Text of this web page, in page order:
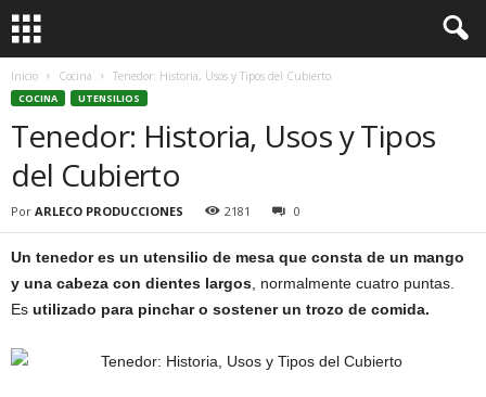
Inicio Cocina Tenedor: Historia, Usos y Tipos del Cubierto
COCINA UTENSILIOS
Tenedor: Historia, Usos y Tipos
del Cubierto
Por ARLECO PRODUCCIONES 2181 0
Un tenedor es un utensilio de mesa que consta de un mango
y una cabeza con dientes largos , normalmente cuatro puntas.
Es utilizado para pinchar o sostener un trozo de comida.